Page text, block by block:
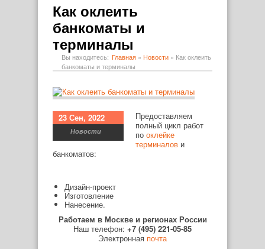
Как оклеить
банкоматы и
терминалы
Вы находитесь: Главная » Новости » Как оклеить
банкоматы и терминалы
23 Сен, 2022
Новости
Предоставляем
полный цикл работ
по оклейке
терминалов и
банкоматов:
Дизайн-проект
Изготовление
Нанесение.
Работаем в Москве и регионах России
Наш телефон: +7 (495) 221-05-85
Электронная почта